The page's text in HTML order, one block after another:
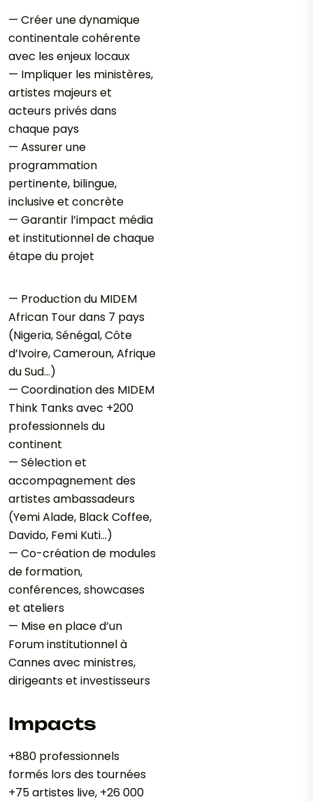
— Créer une dynamique
continentale cohérente
avec les enjeux locaux
— Impliquer les ministères,
artistes majeurs et
acteurs privés dans
chaque pays
— Assurer une
programmation
pertinente, bilingue,
inclusive et concrète
— Garantir l’impact média
et institutionnel de chaque
étape du projet
— Production du MIDEM
African Tour dans 7 pays
(Nigeria, Sénégal, Côte
d’Ivoire, Cameroun, Afrique
du Sud…)
— Coordination des MIDEM
Think Tanks avec +200
professionnels du
continent
— Sélection et
accompagnement des
artistes ambassadeurs
(Yemi Alade, Black Coffee,
Davido, Femi Kuti…)
— Co-création de modules
de formation,
conférences, showcases
et ateliers
— Mise en place d’un
Forum institutionnel à
Cannes avec ministres,
dirigeants et investisseurs
Impacts
+880 professionnels
formés lors des tournées
+75 artistes live, +26 000